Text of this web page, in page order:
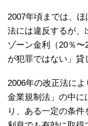
2007年頃までは、
法には違反するが、
ゾーン金利（20％
が犯罪ではない」貸
2006年の改正法に
金業規制法」の中に
り、ある一定の条